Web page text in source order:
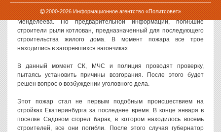
2000-2026Информационное агентство «Политсовет»
Как сообщают в пресс-службе следственного управления СК РФ
по Свердловской области, пожар произошел на стройке по улице
Менделеева. По предварительной информации, погибшие
строители рыли котлован, предназначенный для последующего
строительства жилого дома. В момент пожара все трое
находились в загоревшихся вагончиках.
В данный момент СК, МЧС и полиция проводят проверку,
пытаясь установить причины возгорания. После этого будет
решен вопрос о возбуждении уголовного дела.
Этот пожар стал не первым подобным происшествием на
стройках Екатеринбурга за последнее время. В конце января в
поселке Садовом сгорел барак, в котором находилось восемь
строителей, все они погибли. После этого случая губернатор